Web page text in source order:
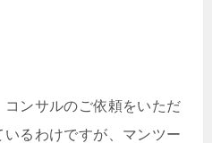
ンサルのご依頼をいただ
るわけですが、マンツー